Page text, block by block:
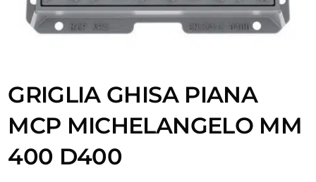
GRIGLIA GHISA PIANA
MCP MICHELANGELO MM
400 D400